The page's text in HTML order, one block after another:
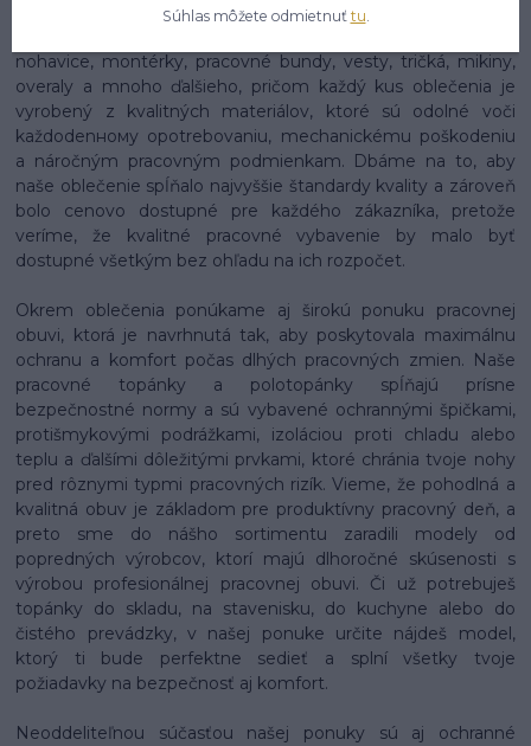
vykonávať nielen pohodlne, ale aj bezpečne a s
nohavice, montérky, pracovné bundy, vesty, tričká, mikiny,
overaly a mnoho ďalšieho, pričom každý kus oblečenia je
vyrobený z kvalitných materiálov, ktoré sú odolné voči
každodenному opotrebovaniu, mechanickému poškodeniu
a náročným pracovným podmienkam. Dbáme na to, aby
naše oblečenie spĺňalo najvyššie štandardy kvality a zároveň
bolo cenovo dostupné pre každého zákazníka, pretože
veríme, že kvalitné pracovné vybavenie by malo byť
dostupné všetkým bez ohľadu na ich rozpočet.
Okrem oblečenia ponúkame aj širokú ponuku pracovnej
obuvi, ktorá je navrhnutá tak, aby poskytovala maximálnu
ochranu a komfort počas dlhých pracovných zmien. Naše
pracovné topánky a polotopánky spĺňajú prísne
bezpečnostné normy a sú vybavené ochrannými špičkami,
protišmykovými podrážkami, izoláciou proti chladu alebo
teplu a ďalšími dôležitými prvkami, ktoré chránia tvoje nohy
pred rôznymi typmi pracovných rizík. Vieme, že pohodlná a
kvalitná obuv je základom pre produktívny pracovný deň, a
preto sme do nášho sortimentu zaradili modely od
popredných výrobcov, ktorí majú dlhoročné skúsenosti s
výrobou profesionálnej pracovnej obuvi. Či už potrebuješ
topánky do skladu, na stavenisku, do kuchyne alebo do
čistého prevádzky, v našej ponuke určite nájdeš model,
ktorý ti bude perfektne sedieť a splní všetky tvoje
požiadavky na bezpečnosť aj komfort.
Neoddeliteľnou súčasťou našej ponuky sú aj ochranné
Súhlas môžete odmietnuť tu.